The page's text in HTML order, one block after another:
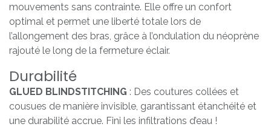
mouvements sans contrainte. Elle offre un confort
optimal et permet une liberté totale lors de
l’allongement des bras, grâce à l’ondulation du néoprène
rajouté le long de la fermeture éclair.
Durabilité
GLUED BLINDSTITCHING : Des coutures collées et
cousues de manière invisible, garantissant étanchéité et
une durabilité accrue. Fini les infiltrations d’eau !